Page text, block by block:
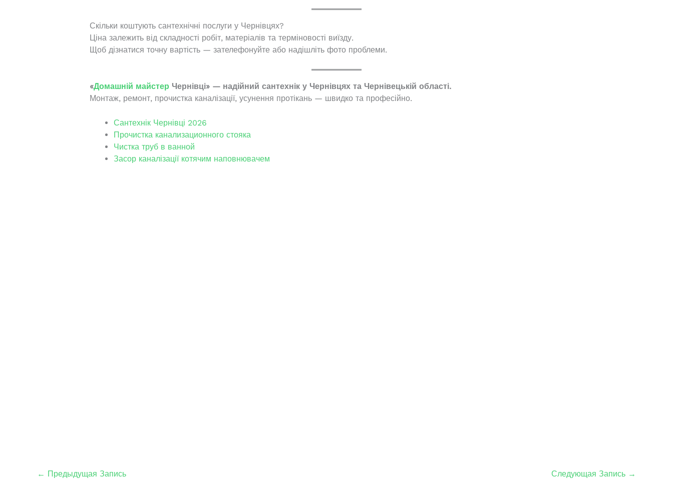
Скільки коштують сантехнічні послуги у Чернівцях?
Ціна залежить від складності робіт, матеріалів та терміновості виїзду.
Щоб дізнатися точну вартість — зателефонуйте або надішліть фото проблеми.
«Домашній майстер Чернівці» — надійний сантехнік у Чернівцях та Чернівецькій області.
Монтаж, ремонт, прочистка каналізації, усунення протікань — швидко та професійно.
Сантехнік Чернівці 2026
Прочистка канализационного стояка
Чистка труб в ванной
Засор каналізації котячим наповнювачем
← Предыдущая Запись Следующая Запись →